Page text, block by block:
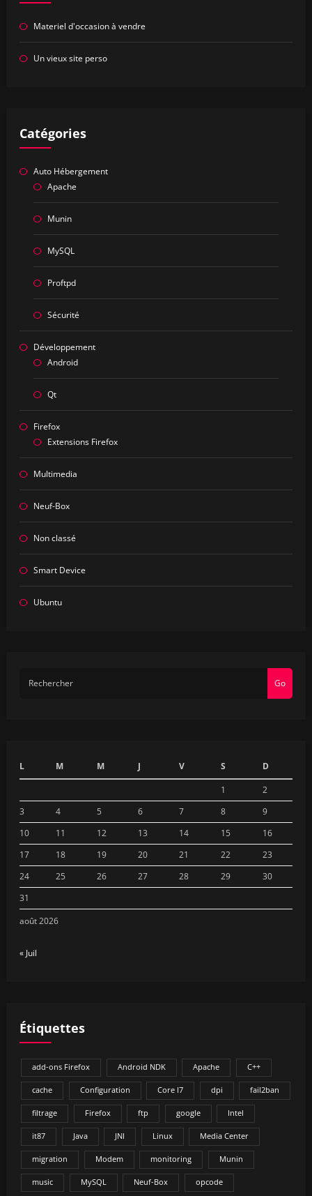
Materiel d'occasion à vendre
Un vieux site perso
Catégories
Auto Hébergement
Apache
Munin
MySQL
Proftpd
Sécurité
Développement
Android
Qt
Firefox
Extensions Firefox
Multimedia
Neuf-Box
Non classé
Smart Device
Ubuntu
Go
août 2026
L M M J V S
D
1
2
3
4 5 6 7 8
9
10
11 12 13 14 15
16
17
18 19 20 21 22
23
24
25 26 27 28 29
30
31
« Juil
Étiquettes
add-ons Firefox Android NDK Apache C++
cache Configuration Core I7 dpi fail2ban
filtrage Firefox ftp google Intel
it87 Java JNI Linux Media Center
migration Modem monitoring Munin
music MySQL Neuf-Box opcode